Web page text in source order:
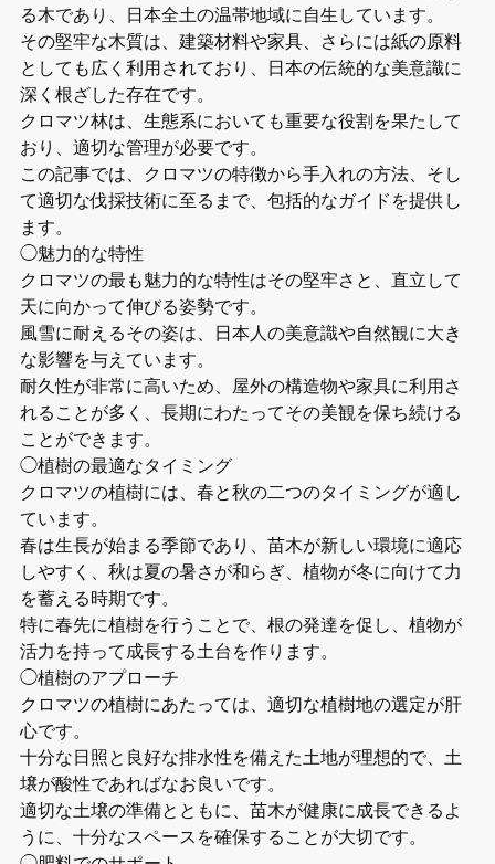
る木であり、日本全土の温帯地域に自生しています。
その堅牢な木質は、建築材料や家具、さらには紙の原料
としても広く利用されており、日本の伝統的な美意識に
深く根ざした存在です。
クロマツ林は、生態系においても重要な役割を果たして
おり、適切な管理が必要です。
この記事では、クロマツの特徴から手入れの方法、そし
て適切な伐採技術に至るまで、包括的なガイドを提供し
ます。
◯魅力的な特性
クロマツの最も魅力的な特性はその堅牢さと、直立して
天に向かって伸びる姿勢です。
風雪に耐えるその姿は、日本人の美意識や自然観に大き
な影響を与えています。
耐久性が非常に高いため、屋外の構造物や家具に利用さ
れることが多く、長期にわたってその美観を保ち続ける
ことができます。
◯植樹の最適なタイミング
クロマツの植樹には、春と秋の二つのタイミングが適し
ています。
春は生長が始まる季節であり、苗木が新しい環境に適応
しやすく、秋は夏の暑さが和らぎ、植物が冬に向けて力
を蓄える時期です。
特に春先に植樹を行うことで、根の発達を促し、植物が
活力を持って成長する土台を作ります。
◯植樹のアプローチ
クロマツの植樹にあたっては、適切な植樹地の選定が肝
心です。
十分な日照と良好な排水性を備えた土地が理想的で、土
壌が酸性であればなお良いです。
適切な土壌の準備とともに、苗木が健康に成長できるよ
うに、十分なスペースを確保することが大切です。